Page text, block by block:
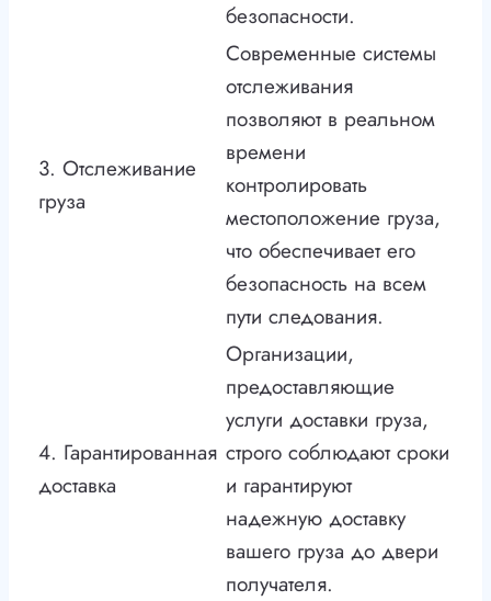
безопасности.
3. Отслеживание
груза
Современные системы
отслеживания
позволяют в реальном
времени
контролировать
местоположение груза,
что обеспечивает его
безопасность на всем
пути следования.
4. Гарантированная
доставка
Организации,
предоставляющие
услуги доставки груза,
строго соблюдают сроки
и гарантируют
надежную доставку
вашего груза до двери
получателя.